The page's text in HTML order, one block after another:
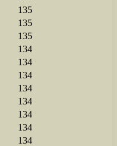
135
135
135
134
134
134
134
134
134
134
134